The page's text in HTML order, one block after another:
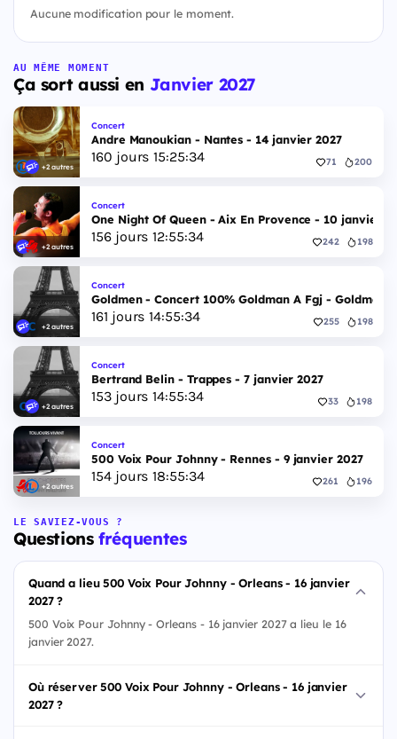
Aucune modification pour le moment.
AU MÊME MOMENT
Ça sort aussi en Janvier 2027
+2 autres
Concert
Andre Manoukian - Nantes - 14 janvier 2027
160 jours 15:25:33 71 200
+2 autres
Concert
One Night Of Queen - Aix En Provence - 10 janvier
156jours 12:55:33 242 198
+2 autres
Concert
Goldmen - Concert 100% Goldman A Fgj - Goldmen
161 jours 14:55:33 255 198
+2 autres
Concert
Bertrand Belin - Trappes - 7 janvier 2027
153jours 14:55:33 33 198
+2 autres
Concert
500 Voix Pour Johnny - Rennes - 9 janvier 2027
154jours 18:55:33 261 196
LE SAVIEZ-VOUS ?
Questionsfréquentes
Quand a lieu 500 Voix Pour Johnny - Orleans - 16 janvier
2027 ?
500 Voix Pour Johnny - Orleans - 16 janvier 2027 a lieu le 16
janvier 2027.
Où réserver 500 Voix Pour Johnny - Orleans - 16 janvier
2027 ?